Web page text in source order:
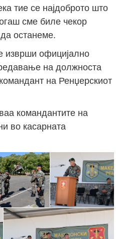
тие се најдоброто што
сме биле чекор
останеме.
изврши официјално
на должноста
на Ренџерскиот
командантите на
во касарната